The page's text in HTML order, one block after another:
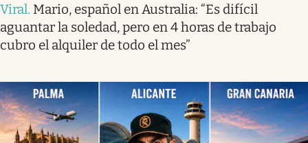
Viral. Mario, español en Australia: “Es difícil
aguantar la soledad, pero en 4 horas de trabajo
cubro el alquiler de todo el mes”